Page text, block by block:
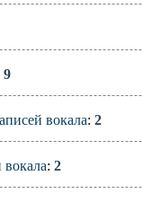
9
вокала: 2
вокала: 2